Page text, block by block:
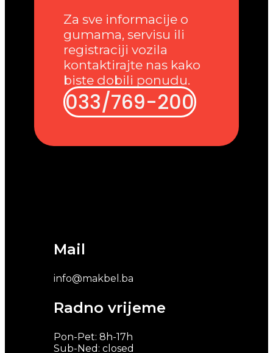
Mail
info@makbel.ba
Radno vrijeme
Pon-Pet: 8h-17h
Sub-Ned: closed
Za sve informacije o
gumama, servisu ili
registraciji vozila
kontaktirajte nas kako
biste dobili ponudu.
033/769-200